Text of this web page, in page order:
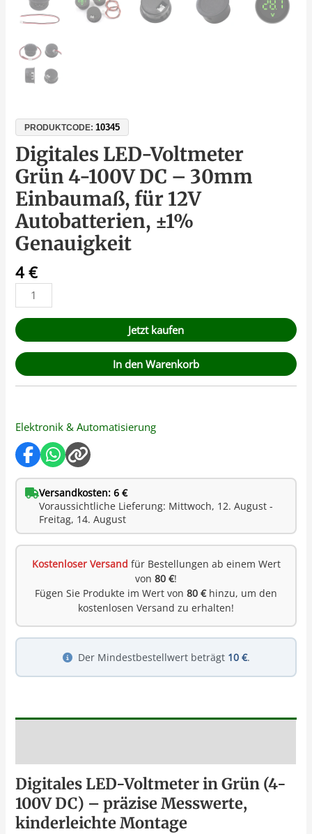
PRODUKTCODE:10345
Digitales LED-Voltmeter
Grün 4-100V DC – 30mm
Einbaumaß, für 12V
Autobatterien, ±1%
Genauigkeit
4€
Jetzt kaufen
In den Warenkorb
Elektronik & Automatisierung
Versandkosten: 6 €
Voraussichtliche Lieferung: Mittwoch, 12. August -
Freitag, 14. August
Kostenloser Versand für Bestellungen ab einem Wert
von 80 €!
Fügen Sie Produkte im Wert von 80 €hinzu, um den
kostenlosen Versand zu erhalten!
Der Mindestbestellwert beträgt 10 €.
Digitales LED-Voltmeter in Grün (4-
100V DC) – präzise Messwerte,
kinderleichte Montage